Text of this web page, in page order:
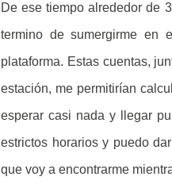
De ese tiempo alrededor de
termino de sumergirme en
plataforma. Estas cuentas,
estación, me permitirían
esperar casi nada y llegar
estrictos horarios y puedo
que voy a encontrarme